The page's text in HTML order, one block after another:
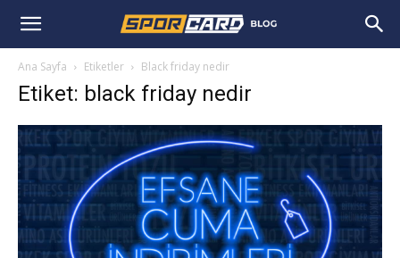
Ana Sayfa Etiketler Black friday nedir
Etiket: black friday nedir